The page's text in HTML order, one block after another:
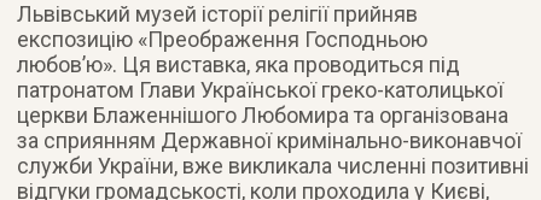
Львівський музей історії релігії прийняв
експозицію «Преображення Господньою
любов’ю». Ця виставка, яка проводиться під
патронатом Глави Української греко-католицької
церкви Блаженнішого Любомира та організована
за сприянням Державної кримінально-виконавчої
служби України, вже викликала численні позитивні
відгуки громадськості, коли проходила у Києві,